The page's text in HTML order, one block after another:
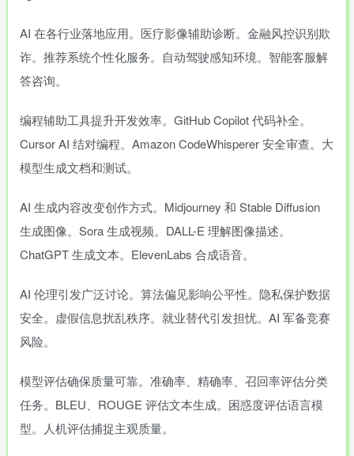
AI 在各行业落地应用。医疗影像辅助诊断。金融风控识别欺
诈。推荐系统个性化服务。自动驾驶感知环境。智能客服解
答咨询。
编程辅助工具提升开发效率。GitHub Copilot 代码补全。
Cursor AI 结对编程。Amazon CodeWhisperer 安全审查。大
模型生成文档和测试。
AI 生成内容改变创作方式。Midjourney 和 Stable Diffusion
生成图像。Sora 生成视频。DALL-E 理解图像描述。
ChatGPT 生成文本。ElevenLabs 合成语音。
AI 伦理引发广泛讨论。算法偏见影响公平性。隐私保护数据
安全。虚假信息扰乱秩序。就业替代引发担忧。AI 军备竞赛
风险。
模型评估确保质量可靠。准确率、精确率、召回率评估分类
任务。BLEU、ROUGE 评估文本生成。困惑度评估语言模
型。人机评估捕捉主观质量。